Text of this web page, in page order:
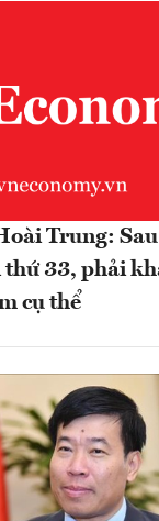
Trung:
thứ 33, phải
cụ thể